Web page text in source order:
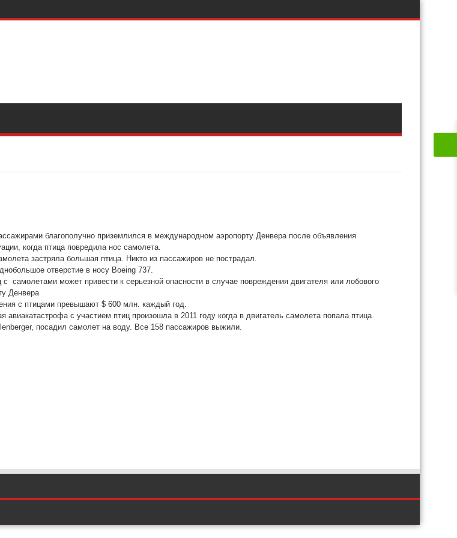
благополучно приземлился в международном аэропорту Денвера после объявления
когда птица повредила нос самолета.
застряла большая птица. Никто из пассажиров не пострадал.
отверстие в носу Boeing 737.
с самолетами может привести к серьезной опасности в случае повреждения двигателя или лобового
Денвера
с птицами превышают $ 600 млн. каждый год.
авиакатастрофа с участием птиц произошла в 2011 году когда в двигатель самолета попала птица.
посадил самолет на воду. Все 158 пассажиров выжили.